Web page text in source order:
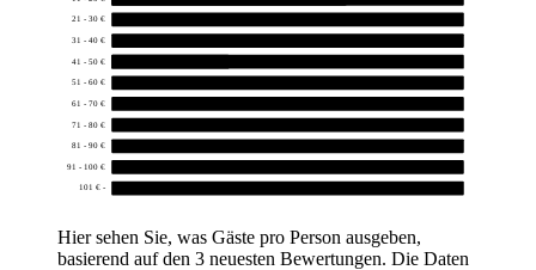
21 - 30 €
31 - 40 €
41 - 50 €
51 - 60 €
61 - 70 €
71 - 80 €
81 - 90 €
91 - 100 €
101 € -
Hier sehen Sie, was Gäste pro Person ausgeben,
basierend auf den 3 neuesten Bewertungen. Die Daten